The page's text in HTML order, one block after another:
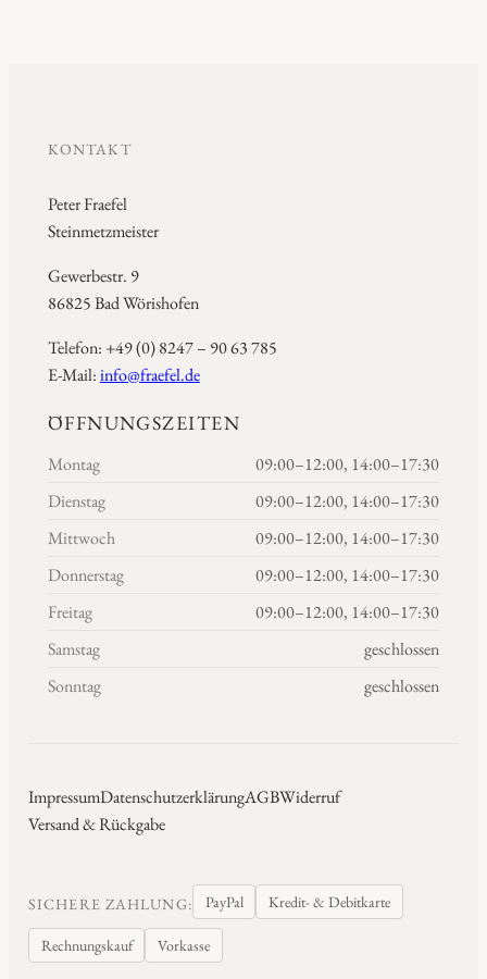
KONTAKT
Peter Fraefel
Steinmetzmeister
Gewerbestr. 9
86825 Bad Wörishofen
Telefon: +49 (0) 8247 – 90 63 785
E-Mail:info@fraefel.de
ÖFFNUNGSZEITEN
Montag
09:00–12:00, 14:00–17:30
Dienstag
09:00–12:00, 14:00–17:30
Mittwoch
09:00–12:00, 14:00–17:30
Donnerstag
09:00–12:00, 14:00–17:30
Freitag
09:00–12:00, 14:00–17:30
Samstag
geschlossen
Sonntag
geschlossen
ImpressumDatenschutzerklärungAGBWiderruf
Versand & Rückgabe
SICHERE ZAHLUNG: PayPal Kredit- & Debitkarte
Rechnungskauf Vorkasse